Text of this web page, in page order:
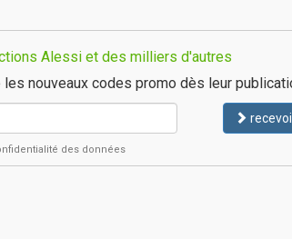
Alessi et des milliers d'autres
nouveaux codes promo dès leur
des données